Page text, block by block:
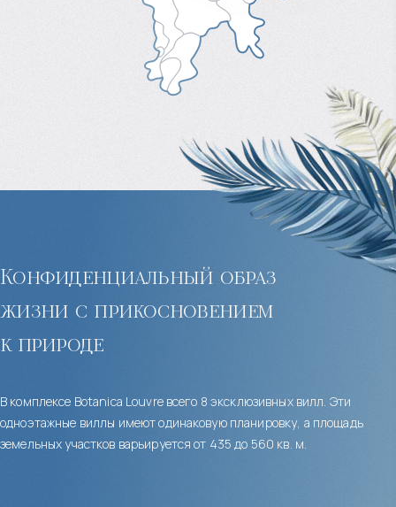
Конфиденциальный образ
жизни с прикосновением
к природе
В комплексе Botanica Louvre всего 8 эксклюзивных вилл. Эти
одноэтажные виллы имеют одинаковую планировку, а площадь
земельных участков варьируется от 435 до 560 кв. м.